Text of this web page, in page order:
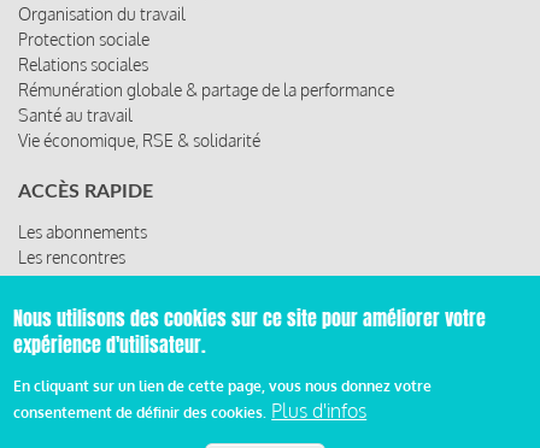
Organisation du travail
Protection sociale
Relations sociales
Rémunération globale & partage de la performance
Santé au travail
Vie économique, RSE & solidarité
ACCÈS RAPIDE
Les abonnements
Les rencontres
Les ressources
© 2019 Miroir Social - Réalisé parCafffeine
Mentions légales et condition générale d’utilisation et
Nous utilisons des cookies sur ce site pour améliorer votre
expérience d'utilisateur.
En cliquant sur un lien de cette page, vous nous donnez votre
consentement de définir des cookies. Plus d'infos